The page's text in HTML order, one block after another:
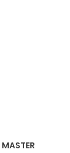
MASTER